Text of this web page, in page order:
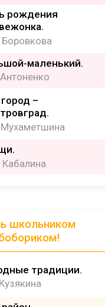
маленький.
–
рождения
школьником
традиции.